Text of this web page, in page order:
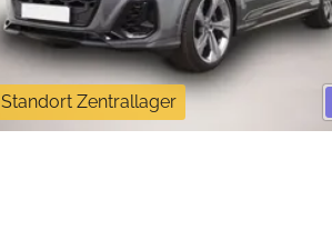
Standort Zentrallager